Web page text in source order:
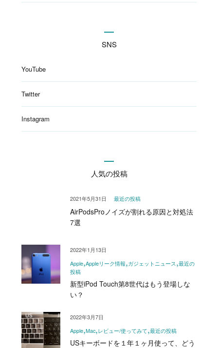
SNS
YouTube
Twitter
Instagram
人気の投稿
最近の投稿
AirPodsProノイズが割れる原因と対処法
7選
2021年5月31日
Apple Appleリーク情報 ガジェットニュース 最近の
投稿
新型iPod Touch第8世代はもう登場しな
い？
2022年1月13日
Apple Mac レビュー/使ってみて 最近の投稿
USキーボードを１年１ヶ月使って、どう
2022年3月7日